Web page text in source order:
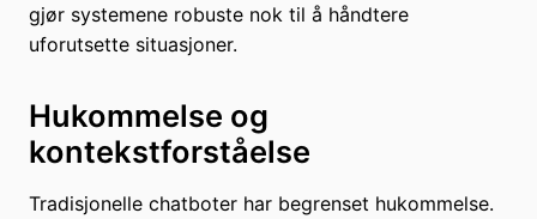
gjør systemene robuste nok til å håndtere
uforutsette situasjoner.
Hukommelse og
kontekstforståelse
Tradisjonelle chatboter har begrenset hukommelse.